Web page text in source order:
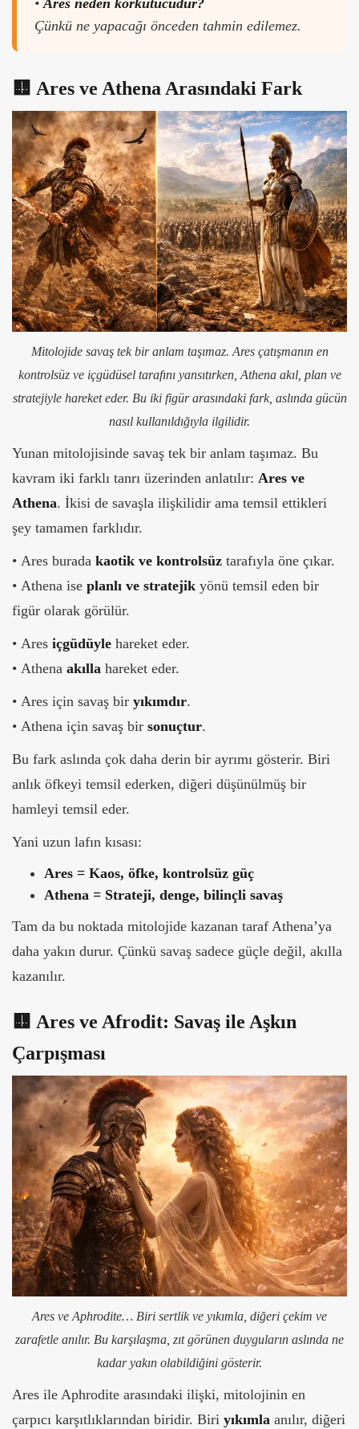
• Ares neden korkutucudur?
Çünkü ne yapacağı önceden tahmin edilemez.
🟨 Ares ve Athena Arasındaki Fark
Mitolojide savaş tek bir anlam taşımaz. Ares çatışmanın en
kontrolsüz ve içgüdüsel tarafını yansıtırken, Athena akıl, plan ve
stratejiyle hareket eder. Bu iki figür arasındaki fark, aslında gücün
nasıl kullanıldığıyla ilgilidir.
Yunan mitolojisinde savaş tek bir anlam taşımaz. Bu
kavram iki farklı tanrı üzerinden anlatılır: Ares ve
Athena. İkisi de savaşla ilişkilidir ama temsil ettikleri
şey tamamen farklıdır.
• Ares burada kaotik ve kontrolsüz tarafıyla öne çıkar.
• Athena ise planlı ve stratejik yönü temsil eden bir
figür olarak görülür.
• Ares içgüdüyle hareket eder.
• Athena akılla hareket eder.
• Ares için savaş bir yıkımdır.
• Athena için savaş bir sonuçtur.
Bu fark aslında çok daha derin bir ayrımı gösterir. Biri
anlık öfkeyi temsil ederken, diğeri düşünülmüş bir
hamleyi temsil eder.
Yani uzun lafın kısası:
Ares = Kaos, öfke, kontrolsüz güç
Athena = Strateji, denge, bilinçli savaş
Tam da bu noktada mitolojide kazanan taraf Athena’ya
daha yakın durur. Çünkü savaş sadece güçle değil, akılla
kazanılır.
🟨 Ares ve Afrodit: Savaş ile Aşkın
Çarpışması
Ares ve Aphrodite… Biri sertlik ve yıkımla, diğeri çekim ve
zarafetle anılır. Bu karşılaşma, zıt görünen duyguların aslında ne
kadar yakın olabildiğini gösterir.
Ares ile Aphrodite arasındaki ilişki, mitolojinin en
çarpıcı karşıtlıklarından biridir. Biri yıkımla anılır, diğeri